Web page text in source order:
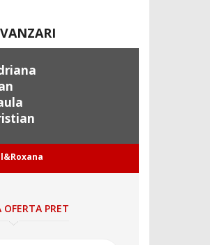
OFERTA PRET